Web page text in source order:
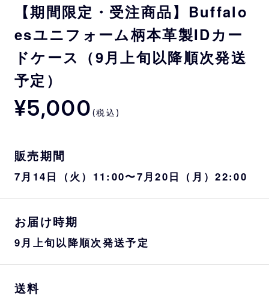
【期間限定・受注商品】Buffalo
esユニフォーム柄本革製IDカー
ドケース（9月上旬以降順次発送
予定）
¥5,000 (税込)
販売期間
7月14日（火）11:00〜7月20日（月）22:00
お届け時期
9月上旬以降順次発送予定
送料